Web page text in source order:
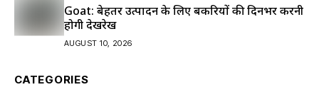
Goat: बेहतर उत्पादन के लिए बकरियों की दिनभर करनी
होगी देखरेख
AUGUST 10, 2026
CATEGORIES